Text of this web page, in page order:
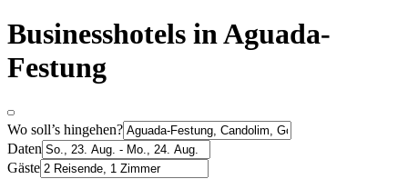
Businesshotels in Aguada-
Festung
Wo soll’s hingehen?
Daten
Gäste